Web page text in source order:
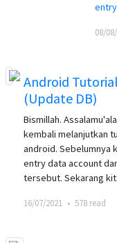
08/
Android
(Update DB)
Bismillah.
kembali melanjutkan
android. Sebelumnya
entry data account
tersebut. Sekarang
16/07/2021 • 578 read